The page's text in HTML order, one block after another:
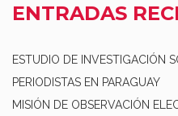
ENTRADAS
ESTUDIO DE INVESTIGACIÓN
PERIODISTAS EN PARAGUAY
MISIÓN DE OBSERVACIÓN